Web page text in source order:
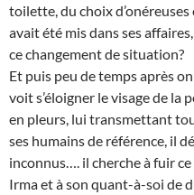
toilette, du choix
avait été mis dans ses
ce changement de situation?
Et puis peu de temps après
voit s’éloigner le visage de la
en pleurs, lui transmettant
ses humains de référence, il
inconnus…. il cherche à fuir
Irma et à son quant-à-soi de